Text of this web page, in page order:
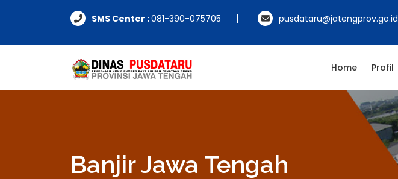
SMS Center :081-390-075705 pusdataru@jatengprov.go.id
Home Profil
Banjir Jawa Tengah